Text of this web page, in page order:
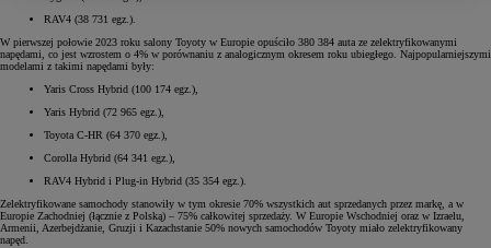
RAV4 (38 731 egz.).
W pierwszej połowie 2023 roku salony Toyoty w Europie opuściło 380 384 auta ze zelektryfikowanymi
napędami, co jest wzrostem o 4% w porównaniu z analogicznym okresem roku ubiegłego. Najpopularniejszymi
modelami z takimi napędami były:
Yaris Cross Hybrid (100 174 egz.),
Yaris Hybrid (72 965 egz.),
Toyota C-HR (64 370 egz.),
Corolla Hybrid (64 341 egz.),
RAV4 Hybrid i Plug-in Hybrid (35 354 egz.).
Zelektryfikowane samochody stanowiły w tym okresie 70% wszystkich aut sprzedanych przez markę, a w
Europie Zachodniej (łącznie z Polską) – 75% całkowitej sprzedaży. W Europie Wschodniej oraz w Izraelu,
Armenii, Azerbejdżanie, Gruzji i Kazachstanie 50% nowych samochodów Toyoty miało zelektryfikowany
napęd.